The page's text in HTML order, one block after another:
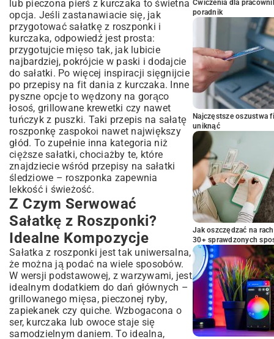
lub pieczona pierś z kurczaka to świetna
opcja. Jeśli zastanawiacie się, jak
przygotować sałatkę z roszponki i
kurczaka, odpowiedź jest prosta:
przygotujcie mięso tak, jak lubicie
najbardziej, pokrójcie w paski i dodajcie
do sałatki. Po więcej inspiracji sięgnijcie
po przepisy na fit dania z kurczaka. Inne
pyszne opcje to wędzony na gorąco
łosoś, grillowane krewetki czy nawet
tuńczyk z puszki. Taki przepis na sałatę
roszponkę zaspokoi nawet największy
głód. To zupełnie inna kategoria niż
cięższe sałatki, chociażby te, które
znajdziecie wśród przepisy na sałatki
śledziowe – roszponka zapewnia
lekkość i świeżość.
Z Czym Serwować
Sałatkę z Roszponki?
Idealne Kompozycje
Sałatka z roszponki jest tak uniwersalna,
że można ją podać na wiele sposobów.
W wersji podstawowej, z warzywami, jest
idealnym dodatkiem do dań głównych –
grillowanego mięsa, pieczonej ryby,
zapiekanek czy quiche. Wzbogacona o
ser, kurczaka lub owoce staje się
samodzielnym daniem. To idealna,
Ćwiczenia dla
poradnik
Najczęstsze oszustwa
uniknąć
Jak oszczędzać na
30+ sprawdzonych